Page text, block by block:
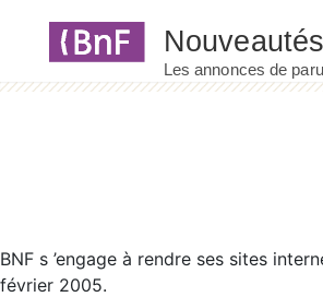
BNF s ’engage à rendre ses sites
février 2005.